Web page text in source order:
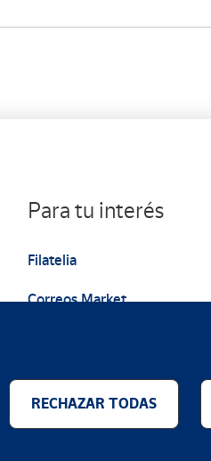
Para tu interés
Filatelia
Correos Market
RECHAZAR TODAS